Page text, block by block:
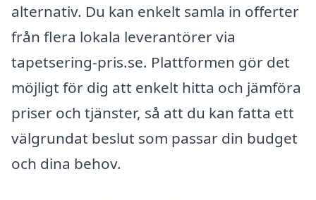
alternativ. Du kan enkelt samla in offerter
från flera lokala leverantörer via
tapetsering-pris.se. Plattformen gör det
möjligt för dig att enkelt hitta och jämföra
priser och tjänster, så att du kan fatta ett
välgrundat beslut som passar din budget
och dina behov.